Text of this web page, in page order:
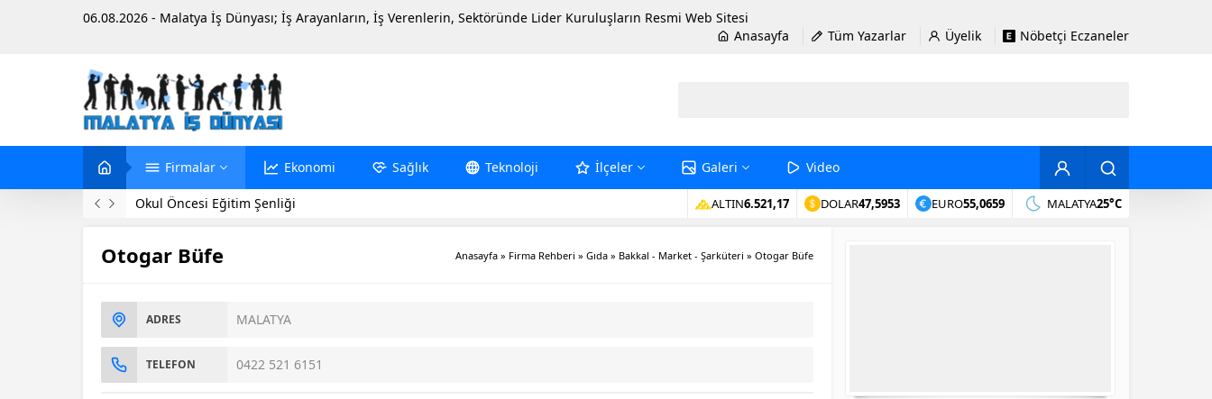
06.08.2026 - Malatya İş Dünyası; İş Arayanların, İş Verenlerin, Sektöründe Lider Kuruluşların Resmi Web Sitesi
Anasayfa
Tüm Yazarlar Üyelik Nöbetçi Eczaneler
Firmalar Ekonomi Sağlık Teknoloji İlçeler Galeri Video
Okul Öncesi Eğitim Şenliği ALTIN6.521,17 DOLAR47,5953 EURO55,0659 MALATYA25°C
Otogar Büfe Anasayfa » Firma Rehberi » Gıda » Bakkal - Market - Şarküteri » Otogar Büfe
ADRES MALATYA
TELEFON 0422 521 6151